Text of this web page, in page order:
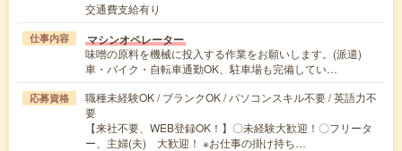
交通費支給有り
仕事内容 マシンオペレーター
味噌の原料を機械に投入する作業をお願いします。(派遣)
車・バイク・自転車通勤OK、駐車場も完備してい…
応募資格
職種未経験OK / ブランクOK / パソコンスキル不要 / 英語力不
要
【来社不要、WEB登録OK！】〇未経験大歓迎！〇フリータ
ー、主婦(夫) 大歓迎！ ※お仕事の掛け持ち…